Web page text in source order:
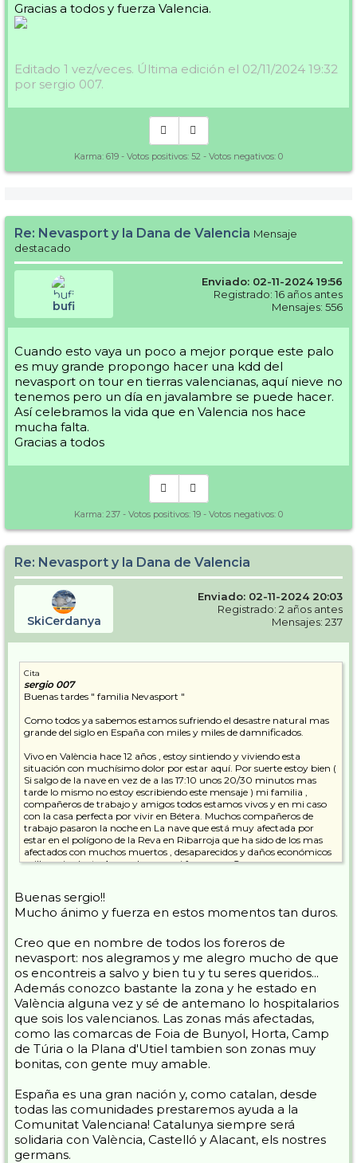
Gracias a todos y fuerza Valencia.
Editado 1 vez/veces. Última edición el 02/11/2024 19:32
por sergio 007.
Karma: 619 - Votos positivos: 52 - Votos negativos: 0
Re: Nevasport y la Dana de Valencia Mensaje
destacado
bufi
Enviado: 02-11-2024 19:56
Registrado: 16 años antes
Mensajes: 556
Cuando esto vaya un poco a mejor porque este palo
es muy grande propongo hacer una kdd del
nevasport on tour en tierras valencianas, aquí nieve no
tenemos pero un día en javalambre se puede hacer.
Así celebramos la vida que en Valencia nos hace
mucha falta.
Gracias a todos
Karma: 237 - Votos positivos: 19 - Votos negativos: 0
Re: Nevasport y la Dana de Valencia
SkiCerdanya
Enviado: 02-11-2024 20:03
Registrado: 2 años antes
Mensajes: 237
Cita
sergio 007
Buenas tardes " familia Nevasport "
Como todos ya sabemos estamos sufriendo el desastre natural mas
grande del siglo en España con miles y miles de damnificados.
Vivo en València hace 12 años , estoy sintiendo y viviendo esta
situación con muchísimo dolor por estar aquí. Por suerte estoy bien (
Si salgo de la nave en vez de a las 17:10 unos 20/30 minutos mas
tarde lo mismo no estoy escribiendo este mensaje ) mi familia ,
compañeros de trabajo y amigos todos estamos vivos y en mi caso
con la casa perfecta por vivir en Bétera. Muchos compañeros de
trabajo pasaron la noche en La nave que está muy afectada por
estar en el polígono de la Reva en Ribarroja que ha sido de los mas
afectados con muchos muertos , desaparecidos y daños económicos
millonarios ( esta Arrasado como si fuera una Guerra con empresas
Lo primero mi mas sentido pésame a los familiares de fallecidos cuya
cifra es absolutamente apabullante y por desgracia seguirá
Lo segundo animo y fuerza para todos los familiares de
desaparecidos . Haremos todo lo posible por seguir hasta localizar a
todos.
He estado en Paiporta y la imagen es de una dureza indescriptible
con la gente deambulando en búsqueda incluso de agua y comida
porque LO HAN PERDIDO TODO.
Y lo mas importante de este Post es que solo quiero que sirva para
que esta familia con la que he compartido años y he tenido la suerte
de conocer a gente maravillosa demuestre una vez mas que es " lo
mejor del mundo " y de una muestra enorme de solidaridad
Desde la distancia lo mas efectivo son las ONG grandes con cualquier
aportación ( MONETARIA , ALIMENTACIÓN,... ) . Desde cerca
ponemos las manos para ayudar en lo que sea pero por favor con
orden QUE TODOS A LA VEZ NO CABEMOS E INCLUSO
PODEMOS LLEGAR A ESTORBAR.
Buenas sergio!!
Mucho ánimo y fuerza en estos momentos tan duros.
Creo que en nombre de todos los foreros de
nevasport: nos alegramos y me alegro mucho de que
os encontreis a salvo y bien tu y tu seres queridos...
Además conozco bastante la zona y he estado en
València alguna vez y sé de antemano lo hospitalarios
que sois los valencianos. Las zonas más afectadas,
como las comarcas de Foia de Bunyol, Horta, Camp
de Túria o la Plana d'Utiel tambien son zonas muy
bonitas, con gente muy amable.
España es una gran nación y, como catalan, desde
todas las comunidades prestaremos ayuda a la
Comunitat Valenciana! Catalunya siempre será
solidaria con València, Castelló y Alacant, els nostres
germans.